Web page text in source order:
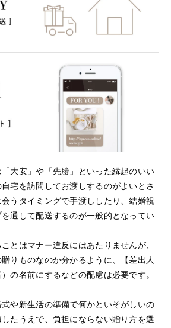
大安」や「先勝」といった縁起のいい
宅を訪問してお渡しするのがよいとさ
うタイミングで手渡ししたり、結婚祝
通して配送するのが一般的となってい
とはマナー違反にはあたりませんが、
りものなのか分かるように、【差出人
の名前にするなどの配慮は必要です。
や新生活の準備で何かといそがしいの
たうえで、負担にならない贈り方を選